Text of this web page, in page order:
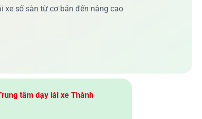
xe số sàn từ cơ bản đến nâng cao
tâm dạy lái xe Thành